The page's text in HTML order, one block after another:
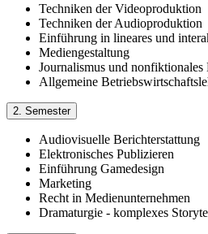
Techniken der Videoproduktion
Techniken der Audioproduktion
Einführung in lineares und
Mediengestaltung
Journalismus und nonfiktionales
Allgemeine
2. Semester
Audiovisuelle Berichterstattung
Elektronisches Publizieren
Einführung Gamedesign
Marketing
Recht in Medienunternehmen
Dramaturgie - komplexes